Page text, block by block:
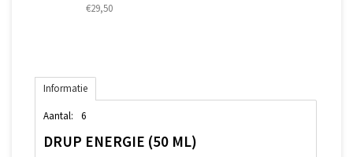
€29,50
Informatie
Aantal: 6
DRUP ENERGIE (50 ML)